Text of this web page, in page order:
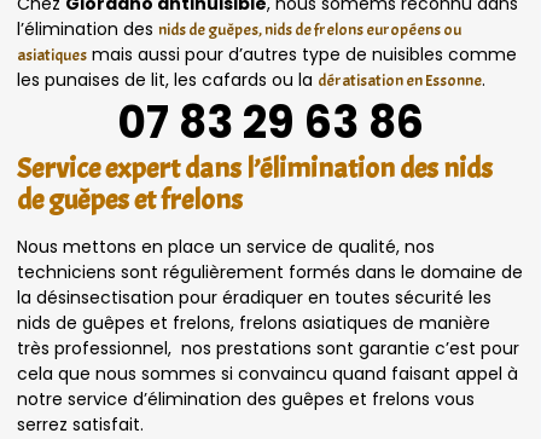
l’élimination des nids de guêpes, nids de frelons européens ou
asiatiques mais aussi pour d’autres type de nuisibles comme
les punaises de lit, les cafards ou la dératisation en Essonne.
07 83 29 63 86
Service expert dans l’élimination des nids
de guêpes et frelons
Nous mettons en place un service de qualité, nos
techniciens sont régulièrement formés dans le domaine de
la désinsectisation pour éradiquer en toutes sécurité les
nids de guêpes et frelons, frelons asiatiques de manière
très professionnel, nos prestations sont garantie c’est pour
cela que nous sommes si convaincu quand faisant appel à
notre service d’élimination des guêpes et frelons vous
serrez satisfait.